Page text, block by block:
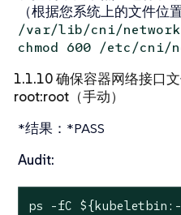
（根据您系统上的文件位
/var/lib/cni/
chmod 600 /etc/cni/
1.1.10 确保容器网络接口
root:root（手动）
*结果：*PASS
Audit:
ps -fC